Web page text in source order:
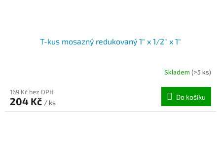
T-kus mosazný redukovaný 1" x 1/2" x 1"
Skladem (>5 ks)
169 Kč bez DPH
204 Kč / ks
Do košíku